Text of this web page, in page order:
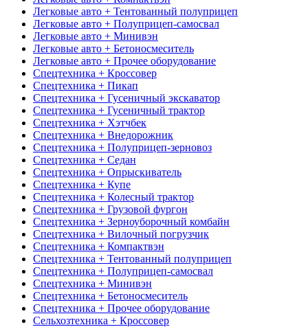
Легковые авто + Тентованный полуприцеп
Легковые авто + Полуприцеп-самосвал
Легковые авто + Минивэн
Легковые авто + Бетоносмеситель
Легковые авто + Прочее оборудование
Спецтехника + Кроссовер
Спецтехника + Пикап
Спецтехника + Гусеничный экскаватор
Спецтехника + Гусеничный трактор
Спецтехника + Хэтчбек
Спецтехника + Внедорожник
Спецтехника + Полуприцеп-зерновоз
Спецтехника + Седан
Спецтехника + Опрыскиватель
Спецтехника + Купе
Спецтехника + Колесный трактор
Спецтехника + Грузовой фургон
Спецтехника + Зерноуборочный комбайн
Спецтехника + Вилочный погрузчик
Спецтехника + Компактвэн
Спецтехника + Тентованный полуприцеп
Спецтехника + Полуприцеп-самосвал
Спецтехника + Минивэн
Спецтехника + Бетоносмеситель
Спецтехника + Прочее оборудование
Сельхозтехника + Кроссовер